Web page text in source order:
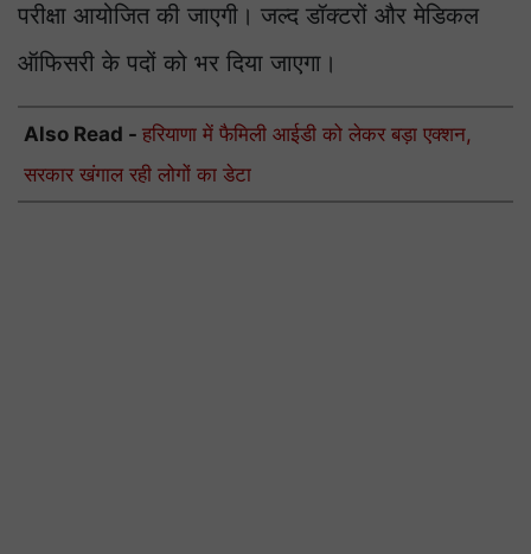
परीक्षा आयोजित की जाएगी। जल्द डॉक्टरों और मेडिकल
ऑफिसरी के पदों को भर दिया जाएगा।
Also Read - हरियाणा में फैमिली आईडी को लेकर बड़ा एक्शन,
सरकार खंगाल रही लोगों का डेटा